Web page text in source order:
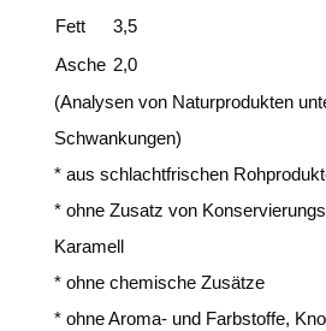
Fett
3,5
Asche 2,0
(Analysen von Naturprodukten
Schwankungen)
* aus schlachtfrischen
* ohne Zusatz von
Karamell
* ohne chemische Zusätze
* ohne Aroma- und Farbstoffe,